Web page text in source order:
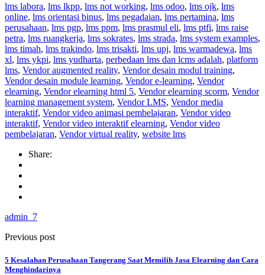
lms labora, lms lkpp, lms not working, lms odoo, lms ojk, lms
online, lms orientasi binus, lms pegadaian, lms pertamina, lms
perusahaan, lms pgp, lms ppm, lms prasmul eli, lms ptfi, lms raise
petra, lms ruangkerja, lms sokrates, lms strada, lms system examples,
lms timah, lms trakindo, lms trisakti, lms upj, lms warmadewa, lms
xl, lms ykpi, lms yudharta, perbedaan lms dan lcms adalah, platform
lms, Vendor augmented reality, Vendor desain modul training,
Vendor desain module learning, Vendor e-learning, Vendor
elearning, Vendor elearning html 5, Vendor elearning scorm, Vendor
learning management system, Vendor LMS, Vendor media
interaktif, Vendor video animasi pembelajaran, Vendor video
interaktif, Vendor video interaktif elearning, Vendor video
pembelajaran, Vendor virtual reality, website lms
Share:
admin_7
Previous post
5 Kesalahan Perusahaan Tangerang Saat Memilih Jasa Elearning dan Cara
Menghindarinya